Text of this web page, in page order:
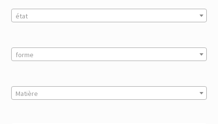
état
forme
Matière